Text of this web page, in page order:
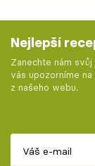
Nejlepší
Zanechte nám
vás upozorníme
z našeho webu.